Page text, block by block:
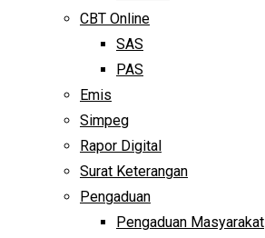
CBT Online
SAS
PAS
Emis
Simpeg
Rapor Digital
Surat Keterangan
Pengaduan
Pengaduan Masyarakat